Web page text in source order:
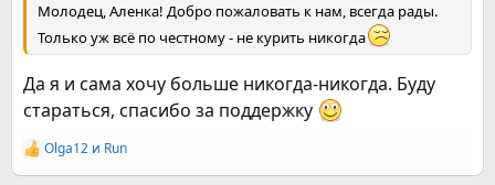
Молодец, Аленка! Добро пожаловать к нам, всегда рады.
Только уж всё по честному - не курить никогда
Да я и сама хочу больше никогда-никогда. Буду
стараться, спасибо за поддержку
Р
е
Olga12 и Run